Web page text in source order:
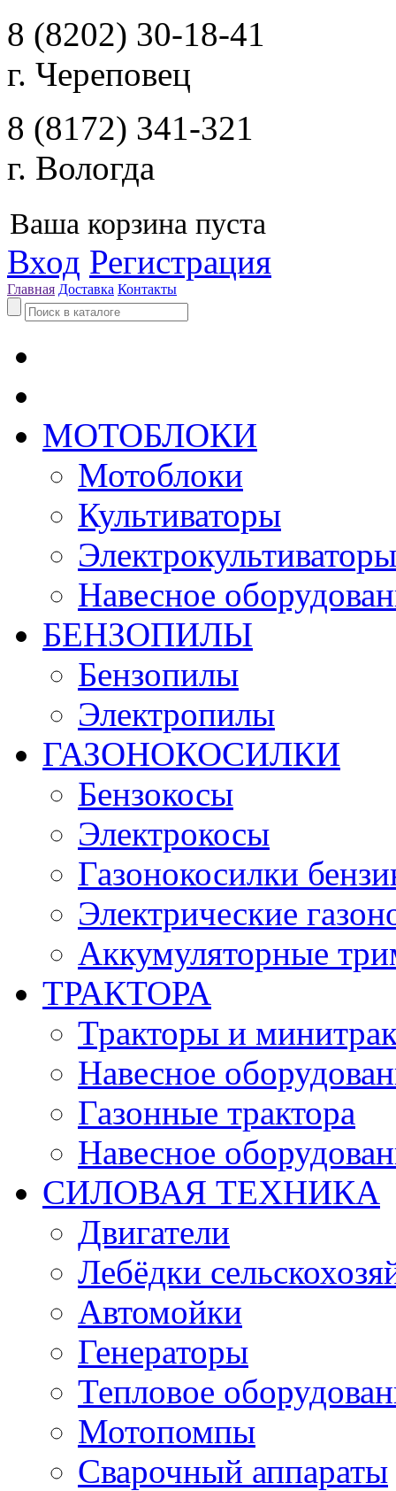
8 (8202) 30-18-41
г. Череповец
8 (8172) 341-321
г. Вологда
Ваша корзина пуста
Вход Регистрация
Главная Доставка Контакты
МОТОБЛОКИ
Мотоблоки
Культиваторы
Электрокультиваторы
Навесное
БЕНЗОПИЛЫ
Бензопилы
Электропилы
ГАЗОНОКОСИЛКИ
Бензокосы
Электрокосы
Газонокосилки
Электрические
Аккумуляторные
ТРАКТОРА
Тракторы и
Навесное
Газонные трактора
Навесное
СИЛОВАЯ ТЕХНИКА
Двигатели
Лебёдки
Автомойки
Генераторы
Тепловое
Мотопомпы
Сварочный аппараты